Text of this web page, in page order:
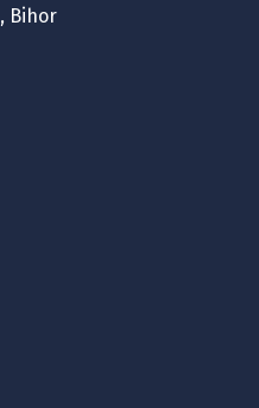
Bihor